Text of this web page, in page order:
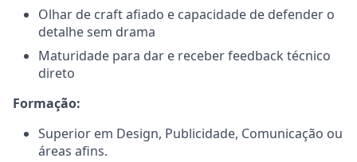
Olhar de craft afiado e capacidade de defender o
detalhe sem drama
Maturidade para dar e receber feedback técnico
direto
Formação:
Superior em Design, Publicidade, Comunicação ou
áreas afins.